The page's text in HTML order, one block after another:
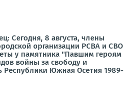
Сегодня, 8 августа, члены
организации РСВА и СВО
у памятника "Павшим героям
войны за свободу и
Республики Южная Осетия 1989-